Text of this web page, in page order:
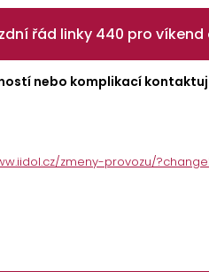
řád linky 440 pro víkend
nebo komplikací
zmeny-provozu/